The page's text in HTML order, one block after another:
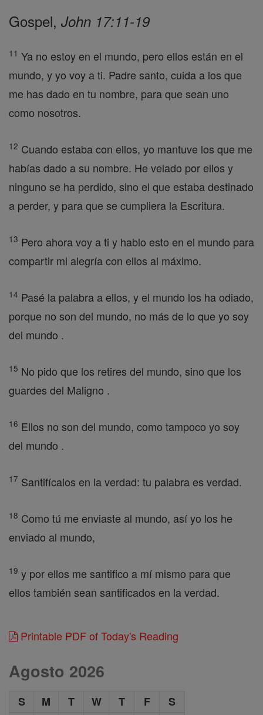
Gospel, John 17:11-19
11 Ya no estoy en el mundo, pero ellos están en el
mundo, y yo voy a ti. Padre santo, cuida a los que
me has dado en tu nombre, para que sean uno
como nosotros.
12 Cuando estaba con ellos, yo mantuve los que me
habías dado a su nombre. He velado por ellos y
ninguno se ha perdido, sino el que estaba destinado
a perder, y para que se cumpliera la Escritura.
13 Pero ahora voy a ti y hablo esto en el mundo para
compartir mi alegría con ellos al máximo.
14 Pasé la palabra a ellos, y el mundo los ha odiado,
porque no son del mundo, no más de lo que yo soy
del mundo .
15 No pido que los retires del mundo, sino que los
guardes del Maligno .
16 Ellos no son del mundo, como tampoco yo soy
del mundo .
17 Santifícalos en la verdad: tu palabra es verdad.
18 Como tú me enviaste al mundo, así yo los he
enviado al mundo,
19 y por ellos me santifico a mí mismo para que
ellos también sean santificados en la verdad.
Printable PDF of Today's Reading
Agosto 2026
S M T W T F
S